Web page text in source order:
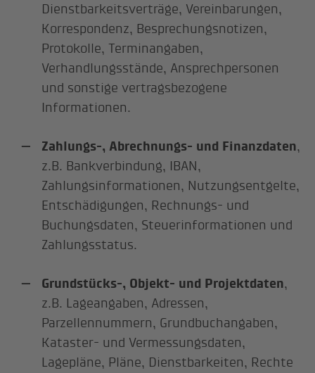
Dienstbarkeitsverträge, Vereinbarungen,
Korrespondenz, Besprechungsnotizen,
Protokolle, Terminangaben,
Verhandlungsstände, Ansprechpersonen
und sonstige vertragsbezogene
Informationen.
Zahlungs-, Abrechnungs- und Finanzdaten,
z.B. Bankverbindung, IBAN,
Zahlungsinformationen, Nutzungsentgelte,
Entschädigungen, Rechnungs- und
Buchungsdaten, Steuerinformationen und
Zahlungsstatus.
Grundstücks-, Objekt- und Projektdaten,
z.B. Lageangaben, Adressen,
Parzellennummern, Grundbuchangaben,
Kataster- und Vermessungsdaten,
Lagepläne, Pläne, Dienstbarkeiten, Rechte